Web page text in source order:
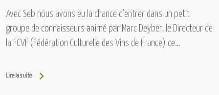
Avec Seb nous avons eu la chance d'entrer dans un petit
groupe de connaisseurs animé par Marc Deyber, le Directeur de
la FCVF (Fédération Culturelle des Vins de France) ce…
Lire la suite